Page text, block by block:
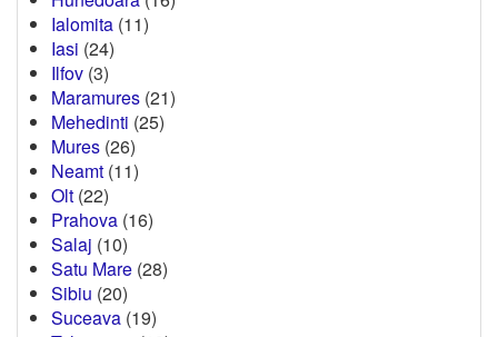
Ialomita (11)
Iasi (24)
Ilfov (3)
Maramures (21)
Mehedinti (25)
Mures (26)
Neamt (11)
Olt (22)
Prahova (16)
Salaj (10)
Satu Mare (28)
Sibiu (20)
Suceava (19)